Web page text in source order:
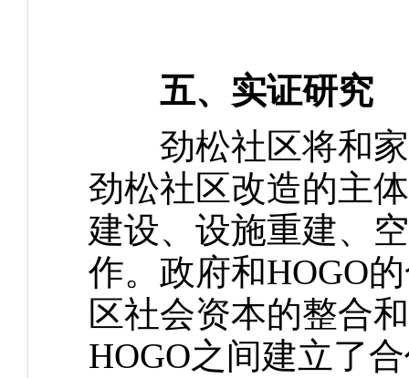
五、实证研究
劲松社区将和家
劲松社区改造的主
建设、设施重建、
作。政府和HOGO
区社会资本的整合
HOGO之间建立了